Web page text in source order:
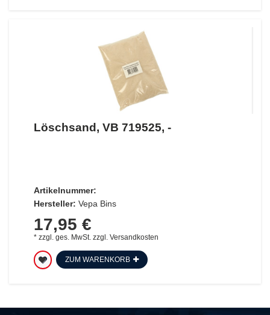
Löschsand, VB 719525, -
Artikelnummer:
Hersteller: Vepa Bins
17,95 €
* zzgl. ges. MwSt. zzgl. Versandkosten
ZUM WARENKORB